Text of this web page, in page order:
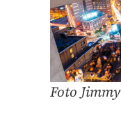
Foto Jimmy